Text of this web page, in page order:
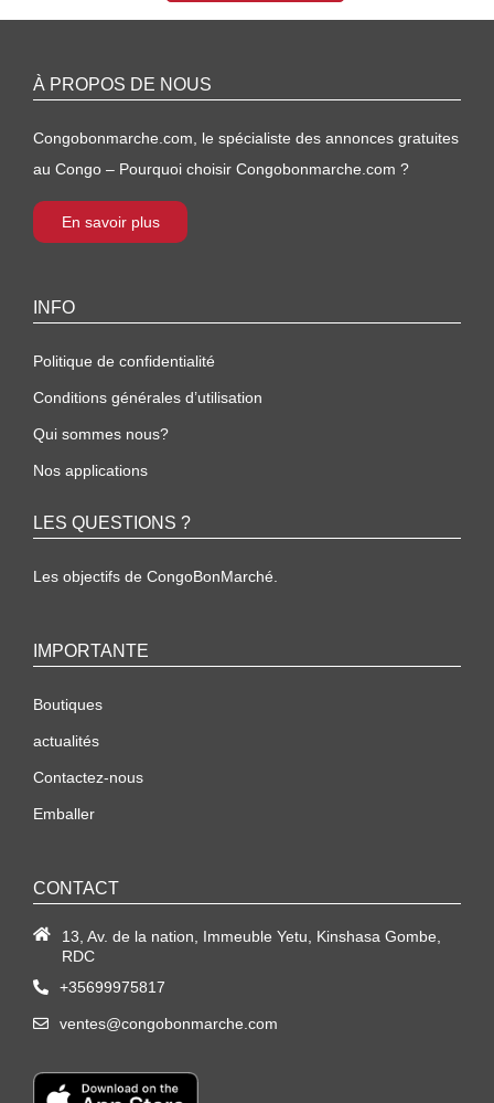
À PROPOS DE NOUS
Congobonmarche.com, le spécialiste des annonces gratuites
au Congo – Pourquoi choisir Congobonmarche.com ?
En savoir plus
INFO
Politique de confidentialité
Conditions générales d’utilisation
Qui sommes nous?
Nos applications
LES QUESTIONS ?
Les objectifs de CongoBonMarché.
IMPORTANTE
Boutiques
actualités
Contactez-nous
Emballer
CONTACT
13, Av. de la nation, Immeuble Yetu, Kinshasa Gombe,
RDC
+35699975817
ventes@congobonmarche.com